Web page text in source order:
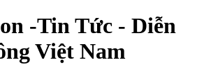
-Tin Tức - Diễn
Việt Nam